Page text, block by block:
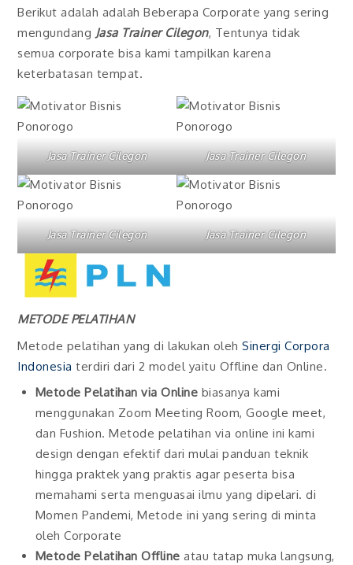
Berikut adalah adalah Beberapa Corporate yang sering
mengundang Jasa Trainer Cilegon, Tentunya tidak
semua corporate bisa kami tampilkan karena
keterbatasan tempat.
Jasa Trainer Cilegon Jasa Trainer Cilegon
Jasa Trainer Cilegon Jasa Trainer Cilegon
METODE PELATIHAN
Metode pelatihan yang di lakukan olehSinergi Corpora
Indonesiaterdiri dari 2 model yaitu Offline dan Online.
Metode Pelatihan via Online biasanya kami
menggunakan Zoom Meeting Room, Google meet,
dan Fushion. Metode pelatihan via online ini kami
design dengan efektif dari mulai panduan teknik
hingga praktek yang praktis agar peserta bisa
memahami serta menguasai ilmu yang dipelari. di
Momen Pandemi, Metode ini yang sering di minta
oleh Corporate
Metode Pelatihan Offline atau tatap muka langsung,